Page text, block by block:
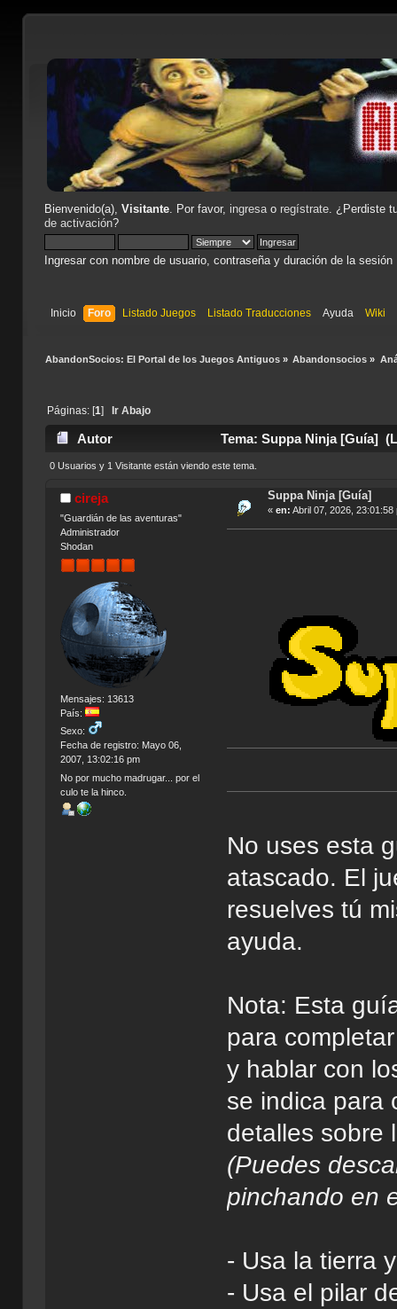
Bienvenido(a), Visitante. Por favor, ingresao regístrate. ¿Perdiste
de activación?
Ingresar con nombre de usuario, contraseña y duración de la sesión
Inicio Foro Listado Juegos Listado Traducciones Ayuda Wiki
AbandonSocios: El Portal de los Juegos Antiguos» Abandonsocios »
Páginas: [1] Ir Abajo
Autor Tema: Suppa Ninja [Guía]
0 Usuarios y 1 Visitante están viendo este tema.
cireja
"Guardián de las aventuras"
Administrador
Shodan
Mensajes: 13613
País:
Sexo:
Fecha de registro: Mayo 06,
2007, 13:02:16 pm
No por mucho madrugar... por el
culo te la hinco.
Suppa Ninja [Guía]
« en: Abril 07, 2026, 23:01:58
No uses esta
atascado. El
resuelves tú
ayuda.
Nota: Esta
para
y hablar con
se indica para
detalles sobre
(Puedes
pinchando en
- Usa la tierra
- Usa el pilar